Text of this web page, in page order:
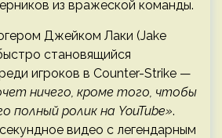
из вражеской команды.
Джейком Лаки (Jake
становящийся
игроков в Counter-Strike —
ничего, кроме того, чтобы
полный ролик на YouTube».
видео с легендарным